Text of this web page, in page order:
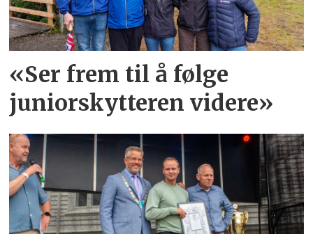
«Ser frem til å følge
juniorskytteren videre»